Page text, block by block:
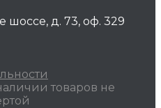
шоссе, д. 73, оф. 329
товаров не